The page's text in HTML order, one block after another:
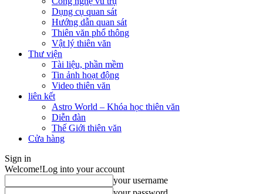
Dụng cụ quan sát
Hướng dẫn quan sát
Thiên văn phổ thông
Vật lý thiên văn
Thư viện
Tài liệu, phần mềm
Tin ảnh hoạt động
Video thiên văn
liên kết
Astro World – Khóa học thiên văn
Diễn đàn
Thế Giới thiên văn
Cửa hàng
Sign in
Welcome!Log into your account
your username